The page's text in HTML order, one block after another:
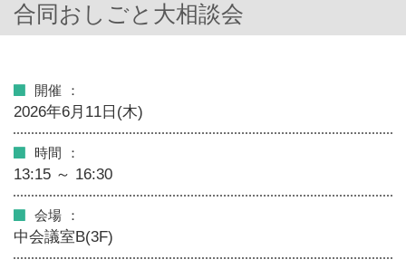
合同おしごと大相談会
開催
2026年6月11日(木)
時間
13:15 ～ 16:30
会場
中会議室B(3F)